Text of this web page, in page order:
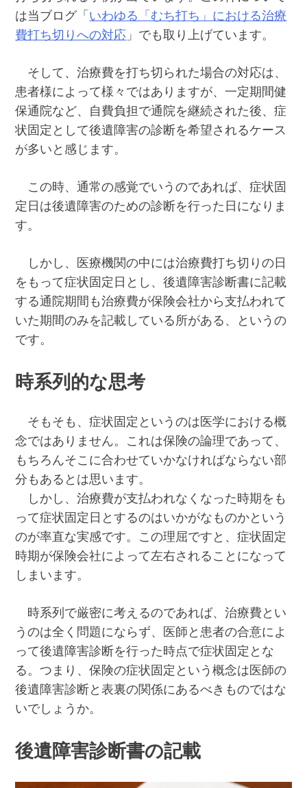
は当ブログ「 いわゆる「むち打ち」における治療
費打ち切りへの対応 」でも取り上げています。
そして、治療費を打ち切られた場合の対応は、
患者様によって様々ではありますが、一定期間健
保通院など、自費負担で通院を継続された後、症
状固定として後遺障害の診断を希望されるケース
が多いと感じます。
この時、通常の感覚でいうのであれば、症状固
定日は後遺障害のための診断を行った日になりま
す。
しかし、医療機関の中には治療費打ち切りの日
をもって症状固定日とし、後遺障害診断書に記載
する通院期間も治療費が保険会社から支払われて
いた期間のみを記載している所がある、というの
です。
時系列的な思考
そもそも、症状固定というのは医学における概
念ではありません。これは保険の論理であって、
もちろんそこに合わせていかなければならない部
分もあるとは思います。
しかし、治療費が支払われなくなった時期をも
って症状固定日とするのはいかがなものかという
のが率直な実感です。この理屈ですと、症状固定
時期が保険会社によって左右されることになって
しまいます。
時系列で厳密に考えるのであれば、治療費とい
うのは全く問題にならず、医師と患者の合意によ
って後遺障害診断を行った時点で症状固定とな
る。つまり、保険の症状固定という概念は医師の
後遺障害診断と表裏の関係にあるべきものではな
いでしょうか。
後遺障害診断書の記載